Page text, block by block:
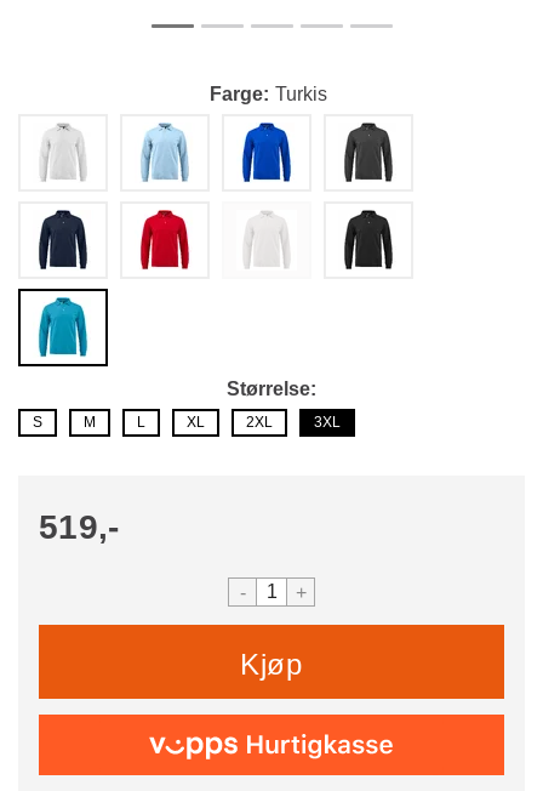
Farge Turkis
Størrelse
S M L XL 2XL 3XL
519,-
- +
Kjøp